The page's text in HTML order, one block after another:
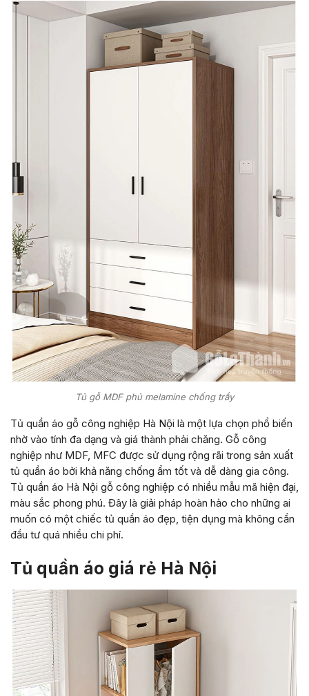
Tủ gỗ MDF phủ melamine chống trầy
Tủ quần áo gỗ công nghiệp Hà Nội là một lựa chọn phổ biến
nhờ vào tính đa dạng và giá thành phải chăng. Gỗ công
nghiệp như MDF, MFC được sử dụng rộng rãi trong sản xuất
tủ quần áo bởi khả năng chống ẩm tốt và dễ dàng gia công.
Tủ quần áo Hà Nội gỗ công nghiệp có nhiều mẫu mã hiện đại,
màu sắc phong phú. Đây là giải pháp hoàn hảo cho những ai
muốn có một chiếc tủ quần áo đẹp, tiện dụng mà không cần
đầu tư quá nhiều chi phí.
Tủ quần áo giá rẻ Hà Nội